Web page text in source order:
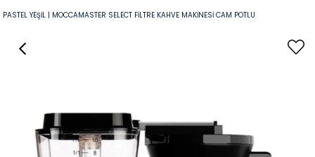
PASTEL YEŞIL | MOCCAMASTER SELECT FILTRE KAHVE MAKINESI CAM POTLU